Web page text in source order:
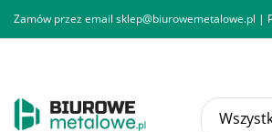
Zamów przez email sklep@biurowemetalowe.pl |